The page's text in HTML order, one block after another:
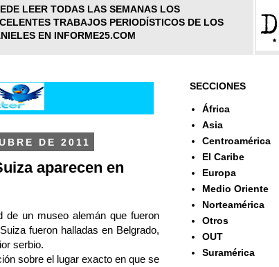
LEER TODAS LAS SEMANAS LOS
TRABAJOS PERIODÍSTICOS DE LOS
EN INFORME25.COM
DE 2011
aparecen en
de un museo alemán que fueron
fueron halladas en Belgrado,
serbio.
sobre el lugar exacto en que se
SECCIONES
África
Asia
Centroamérica
El Caribe
Europa
Medio Oriente
Norteamérica
Otros
OUT
Suramérica